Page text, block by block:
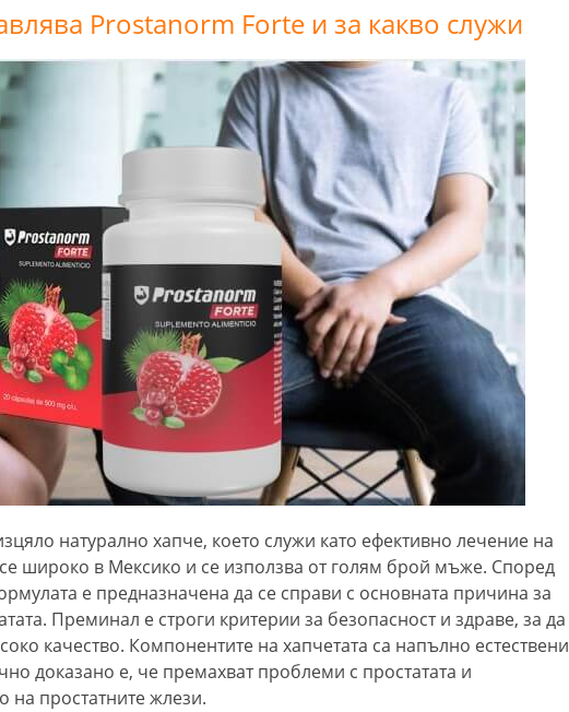
Prostanorm Forte и за какво служи
натурално хапче, което служи като ефективно лечение на
широко в Мексико и се използва от голям брой мъже. Според
е предназначена да се справи с основната причина за
Преминал е строги критерии за безопасност и здраве, за да
качество. Компонентите на хапчетата са напълно естествени
доказано е, че премахват проблеми с простатата и
на простатните жлези.